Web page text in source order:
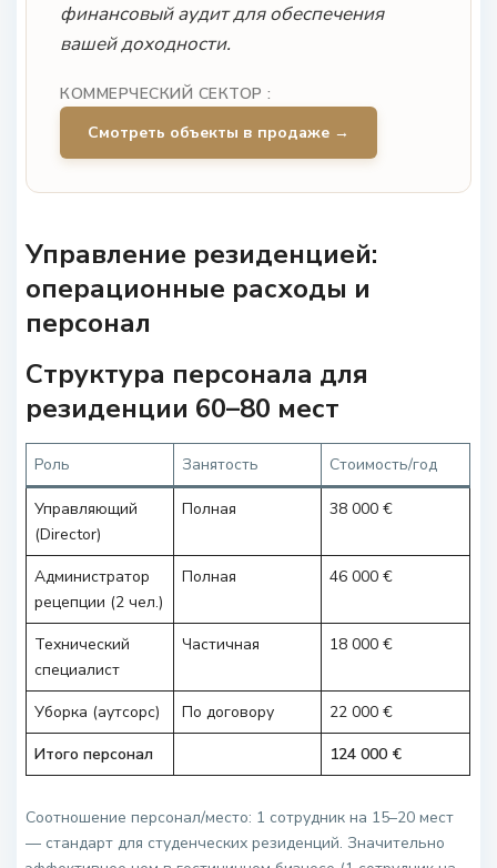
финансовый аудит для обеспечения
вашей доходности.
КОММЕРЧЕСКИЙ СЕКТОР :
Смотреть объекты в продаже →
Управление резиденцией:
операционные расходы и
персонал
Структура персонала для
резиденции 60–80 мест
Роль Занятость Стоимость/год
Управляющий
(Director)
Полная 38 000 €
Администратор
рецепции (2 чел.)
Полная 46 000 €
Технический
специалист
Частичная 18 000 €
Уборка (аутсорс) По договору
22 000 €
Итого персонал
124 000 €
Соотношение персонал/место: 1 сотрудник на 15–20 мест
— стандарт для студенческих резиденций. Значительно